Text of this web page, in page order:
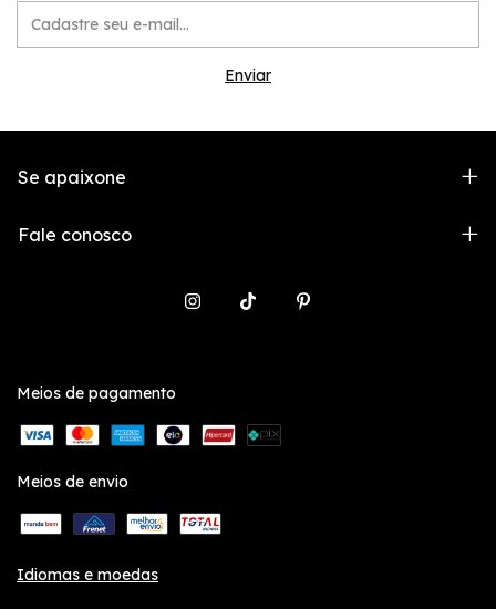
Se apaixone
Fale conosco
Meios de pagamento
Meios de envio
Idiomas e moedas